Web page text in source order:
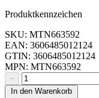
Produktkennzeichen
SKU: MTN663592
EAN: 3606485012124
GTIN: 3606485012124
MPN: MTN663592
−
In den Warenkorb